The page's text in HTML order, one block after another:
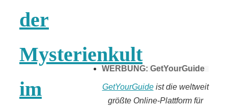
der
Mysterienkult
im
WERBUNG: GetYourGuide
GetYourGuideist die weltweit
größte Online-Plattform für